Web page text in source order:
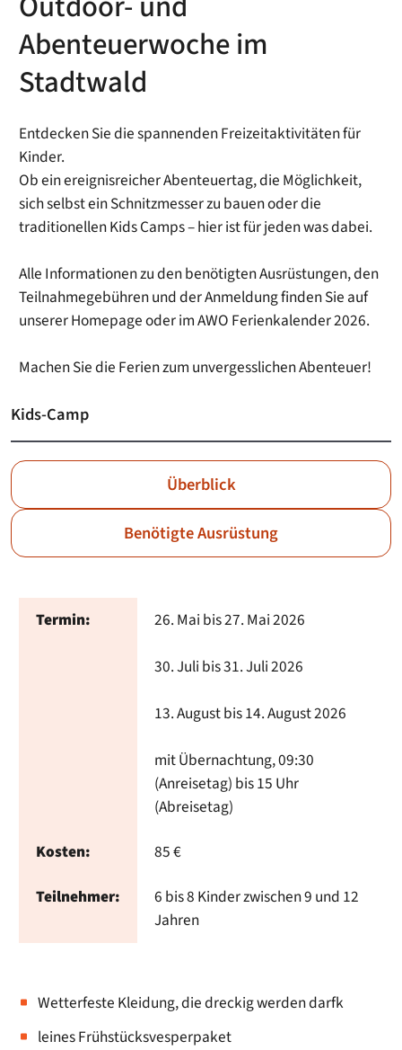
Abenteuerwoche im
Stadtwald
Entdecken Sie die spannenden Freizeitaktivitäten für
Kinder.
Ob ein ereignisreicher Abenteuertag, die Möglichkeit,
sich selbst ein Schnitzmesser zu bauen oder die
traditionellen Kids Camps – hier ist für jeden was dabei.
Alle Informationen zu den benötigten Ausrüstungen, den
Teilnahmegebühren und der Anmeldung finden Sie auf
unserer Homepage oder im AWO Ferienkalender 2026.
Machen Sie die Ferien zum unvergesslichen Abenteuer!
Kids-Camp
Überblick
Benötigte Ausrüstung
Termin: 26. Mai bis 27. Mai 2026
30. Juli bis 31. Juli 2026
13. August bis 14. August 2026
mit Übernachtung, 09:30
(Anreisetag) bis 15 Uhr
(Abreisetag)
Kosten:
85 €
Teilnehmer:
6 bis 8 Kinder zwischen 9 und 12
Jahren
Wetterfeste Kleidung, die dreckig werden darfk
leines Frühstücksvesperpaket